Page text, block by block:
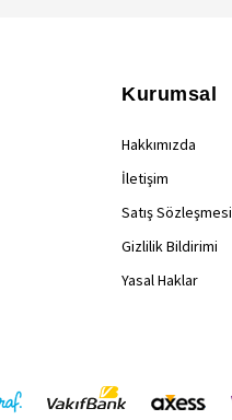
Kurumsal
Hakkımızda
İletişim
Satış Sözleşmesi
Gizlilik Bildirimi
Yasal Haklar